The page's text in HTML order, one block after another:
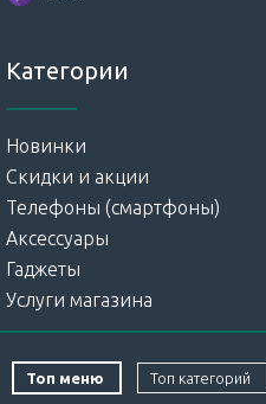
Категории
Новинки
Скидки и акции
Телефоны (смартфоны)
Аксессуары
Гаджеты
Услуги магазина
Топ меню Топ категорий